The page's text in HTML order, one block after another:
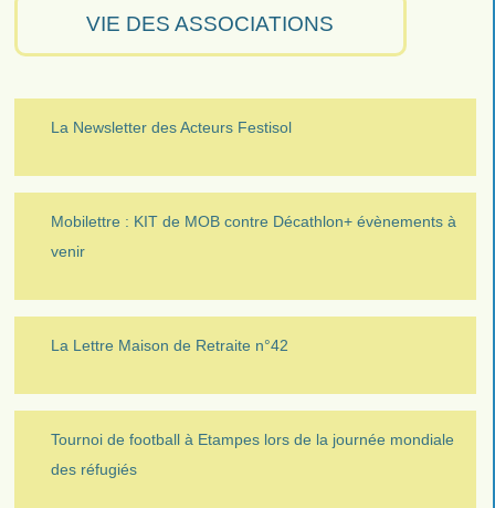
VIE DES ASSOCIATIONS
La Newsletter des Acteurs Festisol
Mobilettre : KIT de MOB contre Décathlon+ évènements à
venir
La Lettre Maison de Retraite n°42
Tournoi de football à Etampes lors de la journée mondiale
des réfugiés